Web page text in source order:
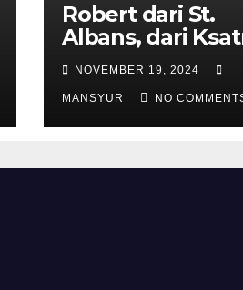
Robert dari St.
Albans, dari
Templar Menjadi
Komandan
Shalahuddin
Merebut
NOVEMBER 19, 2024
MANSYUR NO